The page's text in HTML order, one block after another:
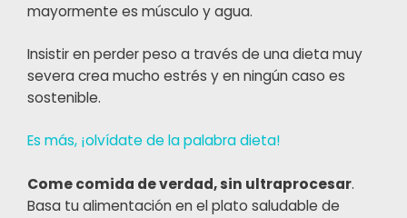
mayormente es músculo y agua.
Insistir en perder peso a través de una dieta muy
severa crea mucho estrés y en ningún caso es
sostenible.
Es más, ¡olvídate de la palabra dieta!
Come comida de verdad, sin ultraprocesar.
Basa tu alimentación en el plato saludable de